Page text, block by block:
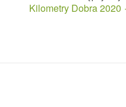
Kilometry Dobra